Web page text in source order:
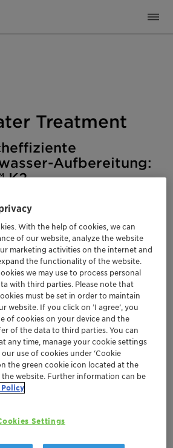
Treatment
Aufbereitung:
K2
ein Allround-Fällungsmittel in
Kläranlagen. Die
aus Magnesium-, Kalzium-,
sorgt für eine ebenso
Ausfällung der Phosphationen
Die für Blähschlamm- und
Fadenbakterien
Ein weiterer Vorteil: Es werden
Abwasser ausgeflockt und so der
vermindert. Gerne beraten Sie
und unterstützen Sie, die optimale
K2 zu finden.
With the help of cookies, we can
of our website, analyze the website
marketing activities on the internet and
the functionality of the website.
we may use to process personal
with third parties. Please note that
must be set in order to maintain
If you click on ’I agree’, you
of cookies on your device and the
of the data to third parties. You can
any time, manage your cookie settings
use of cookies under ‘Cookie
the green cookie icon located at the
website. Further information can be
Policy
Settings